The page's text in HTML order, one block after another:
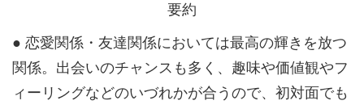
要約
● 恋愛関係・友達関係においては最高の輝きを放つ
関係。出会いのチャンスも多く、趣味や価値観やフ
ィーリングなどのいづれかが合うので、初対面でも